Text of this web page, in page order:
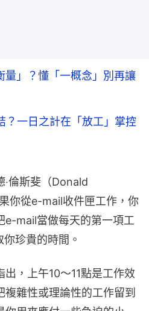
量」？懂「一概念」別再讓
？一日之計在「放工」掌控
‧倫斯斐（Donald
你從e-mail收件匣工作，你
e-mail當做每天的第一項工
珍貴的時間。
出，上午10～11點是工作效
雜性或理論性的工作留到